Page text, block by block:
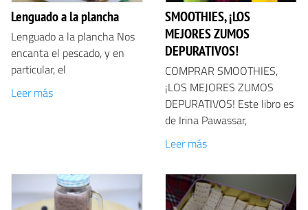
Lenguado a la plancha
Lenguado a la plancha Nos
encanta el pescado, y en
particular, el
Leer más
SMOOTHIES, ¡LOS
MEJORES ZUMOS
DEPURATIVOS!
COMPRAR SMOOTHIES,
¡LOS MEJORES ZUMOS
DEPURATIVOS! Este libro es
de Irina Pawassar,
Leer más